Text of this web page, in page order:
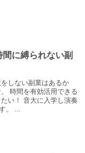
に縛られない副
しない副業はあるか
時間を有効活用できる
い！ 音大に入学し演奏
。 ...